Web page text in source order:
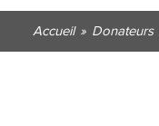
Accueil » Donateurs